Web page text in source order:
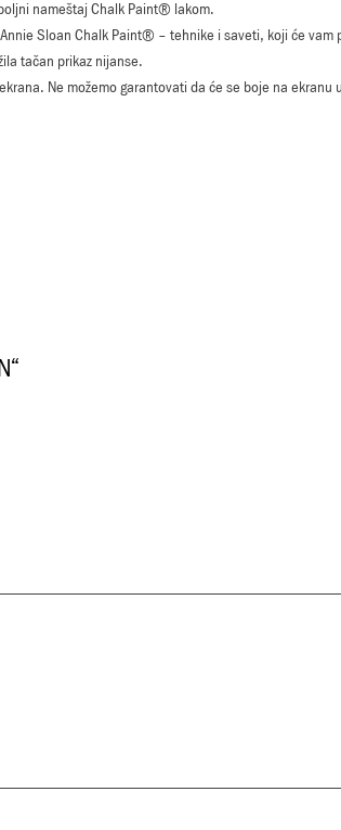
nameštaj Chalk Paint® lakom.
Sloan Chalk Paint® – tehnike i saveti, koji će vam
tačan prikaz nijanse.
Ne možemo garantovati da će se boje na